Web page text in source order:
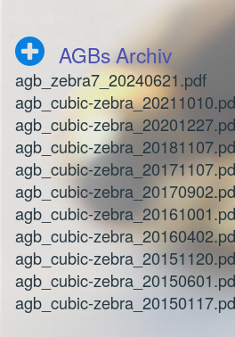
AGBs Archiv
agb_zebra7_20240621.pdf
agb_cubic-
agb_cubic-
agb_cubic-
agb_cubic-
agb_cubic-
agb_cubic-
agb_cubic-
agb_cubic-
agb_cubic-
agb_cubic-